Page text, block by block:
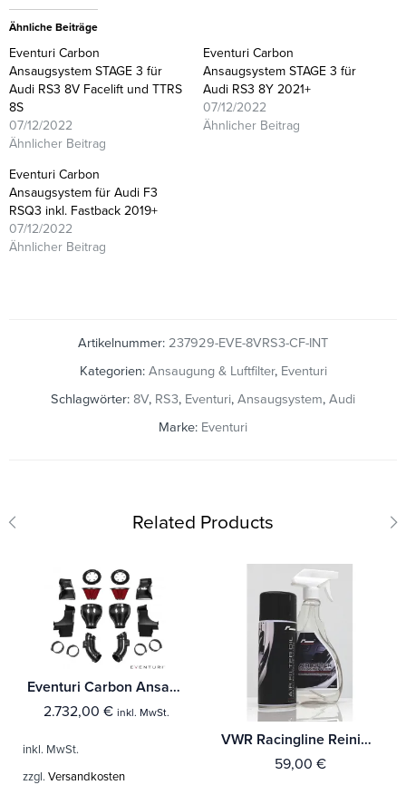
Ähnliche Beiträge
Eventuri Carbon
Ansaugsystem STAGE 3 für
Audi RS3 8V Facelift und TTRS
8S
07/12/2022
Ähnlicher Beitrag
Eventuri Carbon
Ansaugsystem STAGE 3 für
Audi RS3 8Y 2021+
07/12/2022
Ähnlicher Beitrag
Eventuri Carbon
Ansaugsystem für Audi F3
RSQ3 inkl. Fastback 2019+
07/12/2022
Ähnlicher Beitrag
Artikelnummer: 237929-EVE-8VRS3-CF-INT
Kategorien: Ansaugung & Luftfilter, Eventuri
Schlagwörter: 8V, RS3, Eventuri, Ansaugsystem, Audi
Marke: Eventuri
Related Products
Eventuri Carbon Ansaugsystem für BMW F1x M6
2.732,00 € inkl. MwSt.
inkl. MwSt.
zzgl. Versandkosten
VWR Racingline Reinigungsset für R600 Luftfilter Reinigungsmittel und Filteröl
59,00 €